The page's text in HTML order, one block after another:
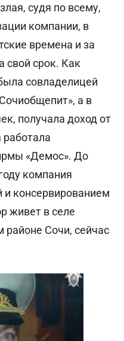
судя по всему,
компании, в
времена и за
свой срок. Как
совладелицей
а в
получала доход от
«Демос». До
компания
и консервированием
живет в селе
районе Сочи, сейчас